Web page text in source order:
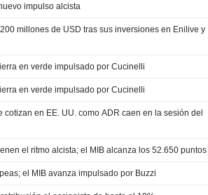
impulso alcista
millones de USD tras sus inversiones en Enilive y
en verde impulsado por Cucinelli
en verde impulsado por Cucinelli
cotizan en EE. UU. como ADR caen en la sesión del
el ritmo alcista; el MIB alcanza los 52.650 puntos
el MIB avanza impulsado por Buzzi